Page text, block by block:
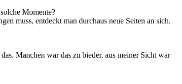
Momente?
muss, ent­deckt man durch­aus neue Sei­ten an sich.
Man­chen war das zu bie­der, aus mei­ner Sicht war